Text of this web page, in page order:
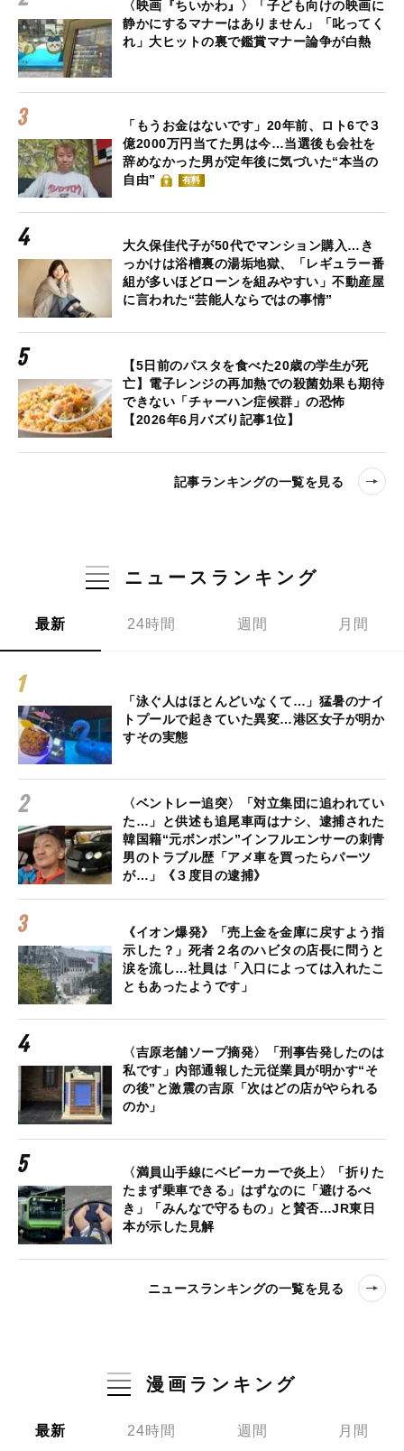
〈映画『ちいかわ』〉「子ども向けの映画に
静かにするマナーはありません」「叱ってく
れ」大ヒットの裏で鑑賞マナー論争が白熱
「もうお金はないです」20年前、ロト6で３
億2000万円当てた男は今…当選後も会社を
辞めなかった男が定年後に気づいた“本当の
自由”
有料
大久保佳代子が50代でマンション購入…き
っかけは浴槽裏の湯垢地獄、「レギュラー番
組が多いほどローンを組みやすい」不動産屋
に言われた“芸能人ならではの事情”
【5日前のパスタを食べた20歳の学生が死
亡】電子レンジの再加熱での殺菌効果も期待
できない「チャーハン症候群」の恐怖
【2026年6月バズり記事1位】
記事ランキングの一覧を見る
ニュースランキング
最新 24時間 週間 月間
「泳ぐ人はほとんどいなくて…」猛暑のナイ
トプールで起きていた異変…港区女子が明か
すその実態
〈ベントレー追突〉「対立集団に追われてい
た…」と供述も追尾車両はナシ、逮捕された
韓国籍“元ボンボン”インフルエンサーの刺青
男のトラブル歴「アメ車を買ったらパーツ
が…」《３度目の逮捕》
《イオン爆発》「売上金を金庫に戻すよう指
示した？」死者２名のハビタの店長に問うと
涙を流し…社員は「入口によっては入れたこ
ともあったようです」
〈吉原老舗ソープ摘発〉「刑事告発したのは
私です」内部通報した元従業員が明かす“そ
の後”と激震の吉原「次はどの店がやられる
のか」
〈満員山手線にベビーカーで炎上〉「折りた
たまず乗車できる」はずなのに「避けるべ
き」「みんなで守るもの」と賛否…JR東日
本が示した見解
ニュースランキングの一覧を見る
漫画ランキング
最新 24時間 週間 月間